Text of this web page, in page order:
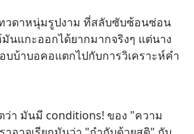
วดาหนุ่มรูปงาม ที่สลับซับซ้อนซ่อน
นแกะออกได้ยากมากจริงๆ แต่นาง
บบ้าบอคอแตกไปกับการวิเคราะห์คำ
ว่า มันมี conditions! ของ "ความ